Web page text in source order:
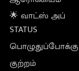
🌟 வாட்ஸ் அப்
STATUS
பொழுதுப்போக்கு
குற்றம்